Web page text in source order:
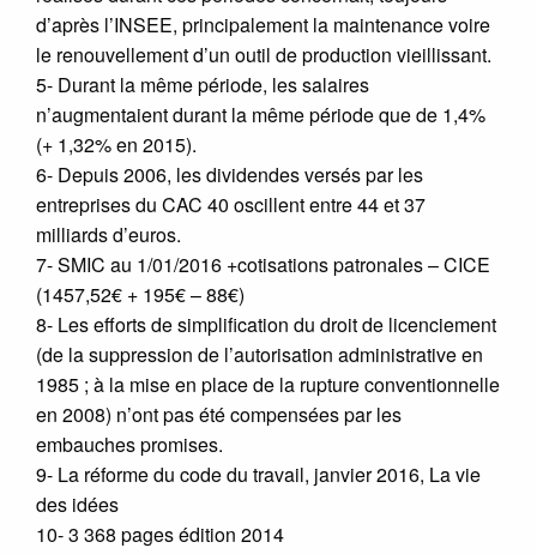
d’après l’INSEE, principalement la maintenance voire
le renouvellement d’un outil de production vieillissant.
5- Durant la même période, les salaires
n’augmentaient durant la même période que de 1,4%
(+ 1,32% en 2015).
6- Depuis 2006, les dividendes versés par les
entreprises du CAC 40 oscillent entre 44 et 37
milliards d’euros.
7- SMIC au 1/01/2016 +cotisations patronales – CICE
(1457,52€ + 195€ – 88€)
8- Les efforts de simplification du droit de licenciement
(de la suppression de l’autorisation administrative en
1985 ; à la mise en place de la rupture conventionnelle
en 2008) n’ont pas été compensées par les
embauches promises.
9- La réforme du code du travail, janvier 2016, La vie
des idées
10- 3 368 pages édition 2014